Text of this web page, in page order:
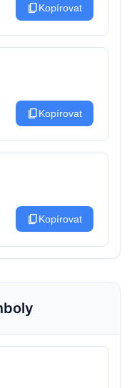
content_copyKopírovat
content_copyKopírovat
content_copyKopírovat